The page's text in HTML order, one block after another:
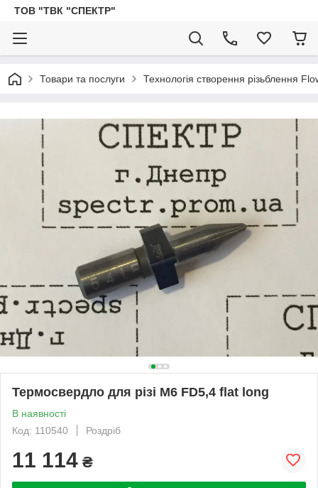
ТОВ "ТВК "СПЕКТР"
Товари та послуги Технологія створення різьблення
Термосвердло для різі М6 FD5,4 flat long
В наявності
Код: 110540
Роздріб
11 114 ₴